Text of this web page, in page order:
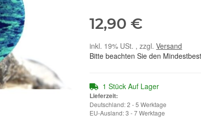
12,90 €
inkl. 19% USt. , zzgl.Versand
Bitte beachten Sie den
1 Stück Auf Lager
Lieferzeit:
Deutschland: 2 - 5 Werktage
EU-Ausland: 3 - 7 Werktage